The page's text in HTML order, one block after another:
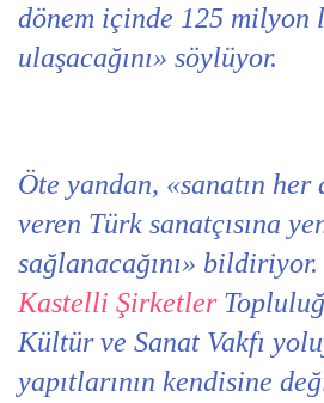
dönem içinde 125 milyon
ulaşacağını» söylüyor.
Öte yandan, «sanatın her
veren Türk sanatçısına
sağlanacağını» bildiriyor.
Kastelli Şirketler
Kültür ve Sanat Vakfı
yapıtlarının kendisine